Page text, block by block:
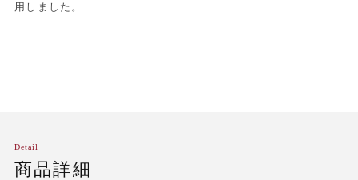
用しました。
商品詳細
Detail